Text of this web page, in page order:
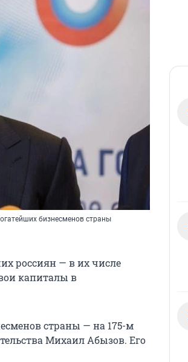
бизнесменов страны
россиян — в их числе
капиталы в
страны — на 175-м
Михаил Абызов. Его